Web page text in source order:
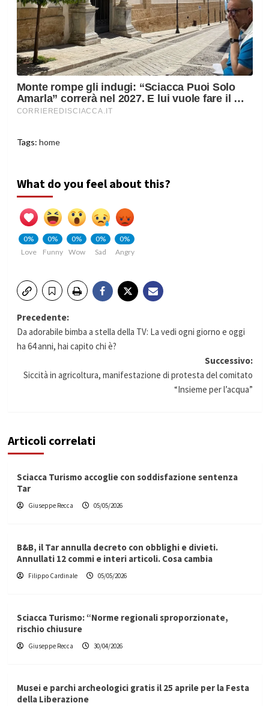
Tags: home
What do you feel about this?
0%
Love
0%
Funny
0%
Wow
0%
Sad
0%
Angry
Navigazione
articolo
Precedente:
Da adorabile bimba a stella della TV: La vedi ogni giorno e oggi
ha 64 anni, hai capito chi è?
Successivo:
Siccità in agricoltura, manifestazione di protesta del comitato
“Insieme per l’acqua”
Articoli correlati
Sciacca Turismo accoglie con soddisfazione sentenza
Tar
Giuseppe Recca 05/05/2026
B&B, il Tar annulla decreto con obblighi e divieti.
Annullati 12 commi e interi articoli. Cosa cambia
Filippo Cardinale 05/05/2026
Sciacca Turismo: “Norme regionali sproporzionate,
rischio chiusure
Giuseppe Recca 30/04/2026
Musei e parchi archeologici gratis il 25 aprile per la Festa
della Liberazione